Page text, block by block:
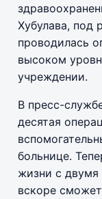
Хубулава, под
проводилась
высоком
учреждении.
В пресс-
десятая
больнице.
жизни с двумя
вскоре